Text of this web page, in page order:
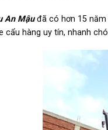
An Mậuđã có hơn 15 năm
cẩu hàng uy tín, nhanh